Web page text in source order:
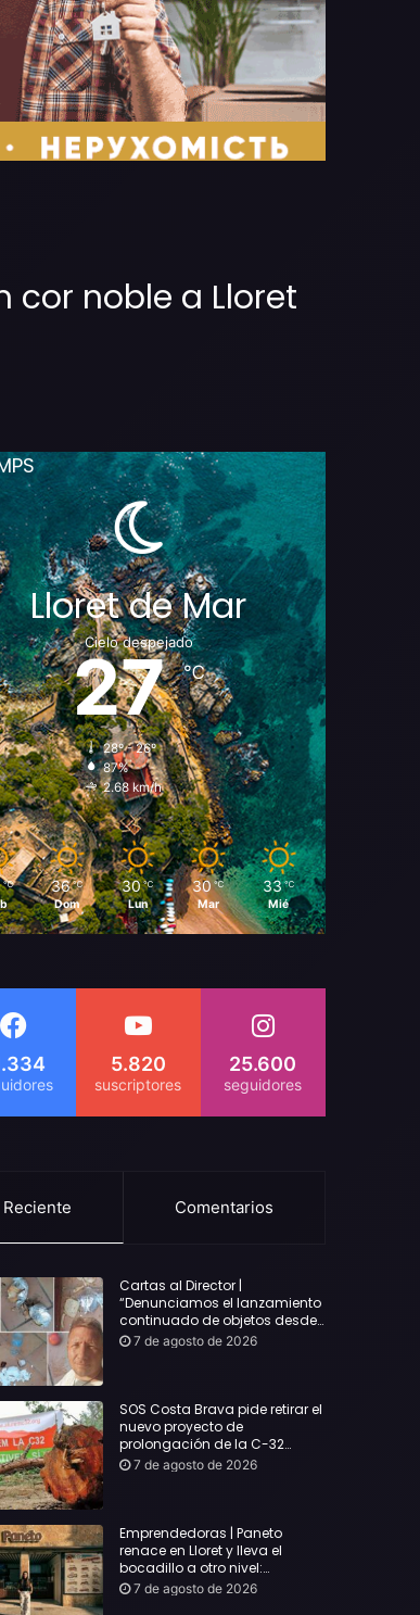
cor noble a Lloret
Lloret de Mar
Cielo despejado
27℃
28º - 26º
87%
2.68 km/h
℃ 36 ℃
Dom
30 ℃
Lun
30 ℃
Mar
33 ℃
Mié
5.820 25.600
Reciente Comentarios
Cartas al Director |
“Denunciamos el lanzamiento
continuado de objetos desde
alojamientos turísticos a
7 de agosto de 2026
SOS Costa Brava pide retirar el
nuevo proyecto de
prolongación de la C-32
hasta Lloret y reclama la
7 de agosto de 2026
Emprendedoras | Paneto
renace en Lloret y lleva el
bocadillo a otro nivel:
producto km 0 y espíritu
7 de agosto de 2026